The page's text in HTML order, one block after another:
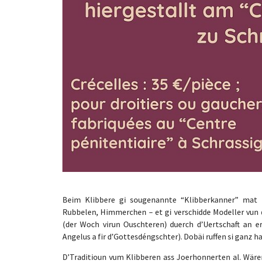
Beim Klibbere gi sougenannte “Klibberkanner”
Rubbelen, Himmerchen – et gi verschidde Modeller
(der Woch virun Ouschteren) duerch d’Uertschaft an
Angelus a fir d’Gottesdéngschter). Dobäi ruffen si ganz
D’Traditioun vum Klibberen ass Joerhonnerten al.